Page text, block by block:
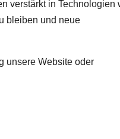
verstärkt in Technologien
bleiben und neue
unsere Website oder